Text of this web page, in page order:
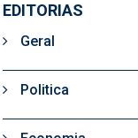
EDITORIAS
Geral
Politica